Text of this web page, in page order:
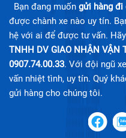
Bạn đang muốn gửi hàng đi
được chành xe nào uy tín.
hệ với ai để được tư vấn.
TNHH DV GIAO NHẬN VẬN
0907.74.00.33. Với đội ngũ
vấn nhiệt tình, uy tín. Quý
gửi hàng cho chúng tôi.